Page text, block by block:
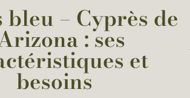
bleu – Cyprès de
: ses
et
besoins